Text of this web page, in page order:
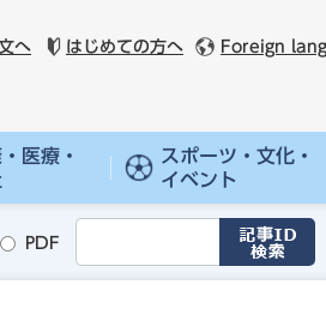
へ はじめての方へ Foreign
医療・
スポーツ・文化・
イベント
PDF